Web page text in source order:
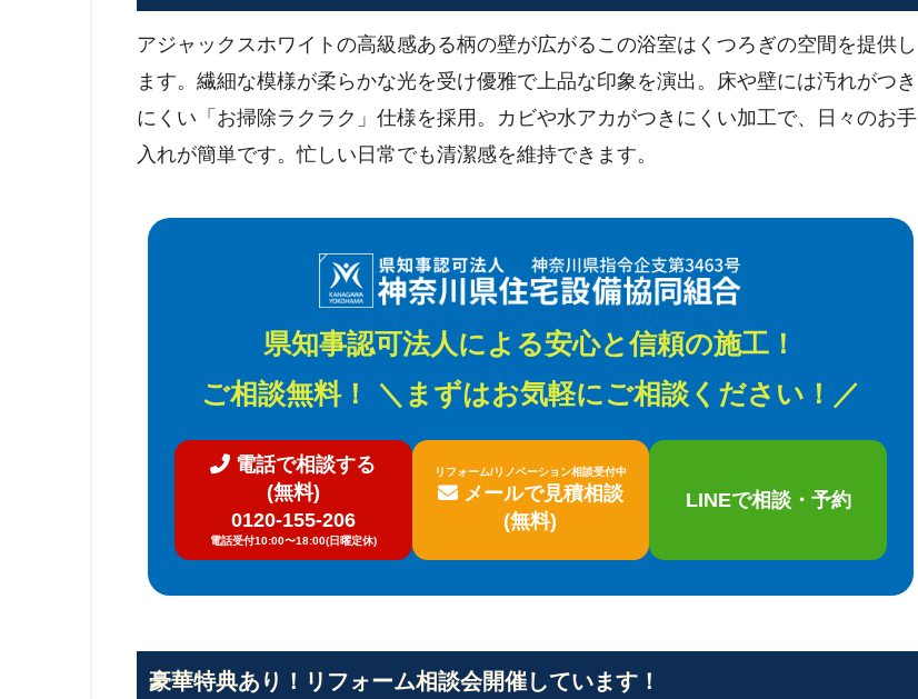
アジャックスホワイトの高級感ある柄の壁が広がるこの浴室はくつろぎの空間を提供し
ます。繊細な模様が柔らかな光を受け優雅で上品な印象を演出。床や壁には汚れがつき
にくい「お掃除ラクラク」仕様を採用。カビや水アカがつきにくい加工で、日々のお手
入れが簡単です。忙しい日常でも清潔感を維持できます。
県知事認可法人による安心と信頼の施工！
ご相談無料！ ＼まずはお気軽にご相談ください！／
電話で相談する
(無料)
0120-155-206
電話受付10:00〜18:00(日曜定休)
リフォーム/リノベーション相談受付中
メールで見積相談
(無料)
LINEで相談・予約
豪華特典あり！リフォーム相談会開催しています！